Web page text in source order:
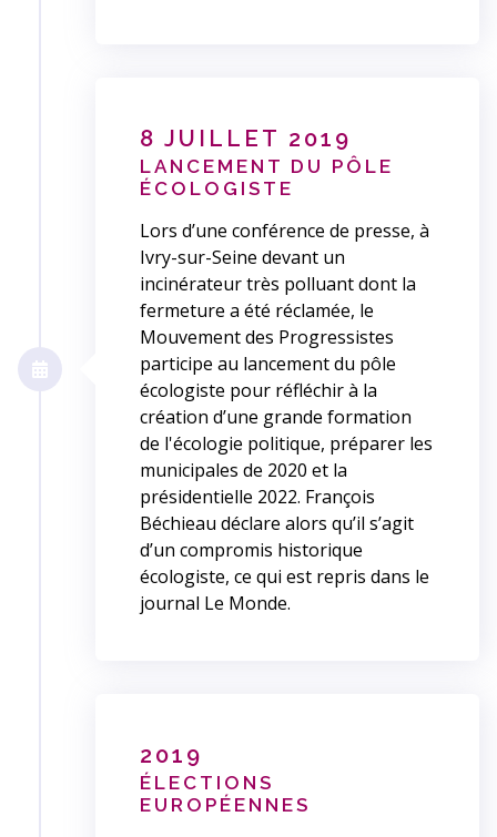
8 JUILLET 2019
LANCEMENT DU PÔLE
ÉCOLOGISTE
Lors d’une conférence de presse, à
Ivry-sur-Seine devant un
incinérateur très polluant dont la
fermeture a été réclamée, le
Mouvement des Progressistes
participe au lancement du pôle
écologiste pour réfléchir à la
création d’une grande formation
de l'écologie politique, préparer les
municipales de 2020 et la
présidentielle 2022. François
Béchieau déclare alors qu’il s’agit
d’un compromis historique
écologiste, ce qui est repris dans le
journal Le Monde.
2019
ÉLECTIONS
EUROPÉENNES